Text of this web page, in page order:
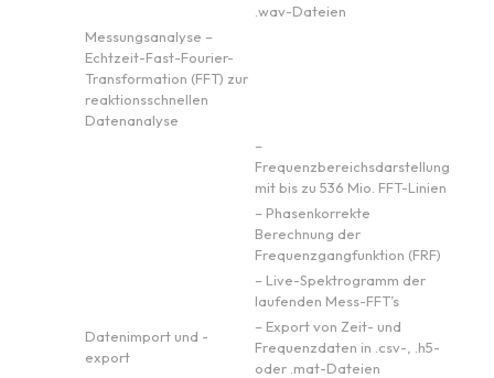
.wav-Dateien
Messungsanalyse –
Echtzeit-Fast-Fourier-
Transformation (FFT) zur
reaktionsschnellen
Datenanalyse
–
Frequenzbereichsdarstellung
mit bis zu 536 Mio. FFT-Linien
– Phasenkorrekte
Berechnung der
Frequenzgangfunktion (FRF)
– Live-Spektrogramm der
laufenden Mess-FFT’s
Datenimport und -
export
– Export von Zeit- und
Frequenzdaten in .csv-, .h5-
oder .mat-Dateien